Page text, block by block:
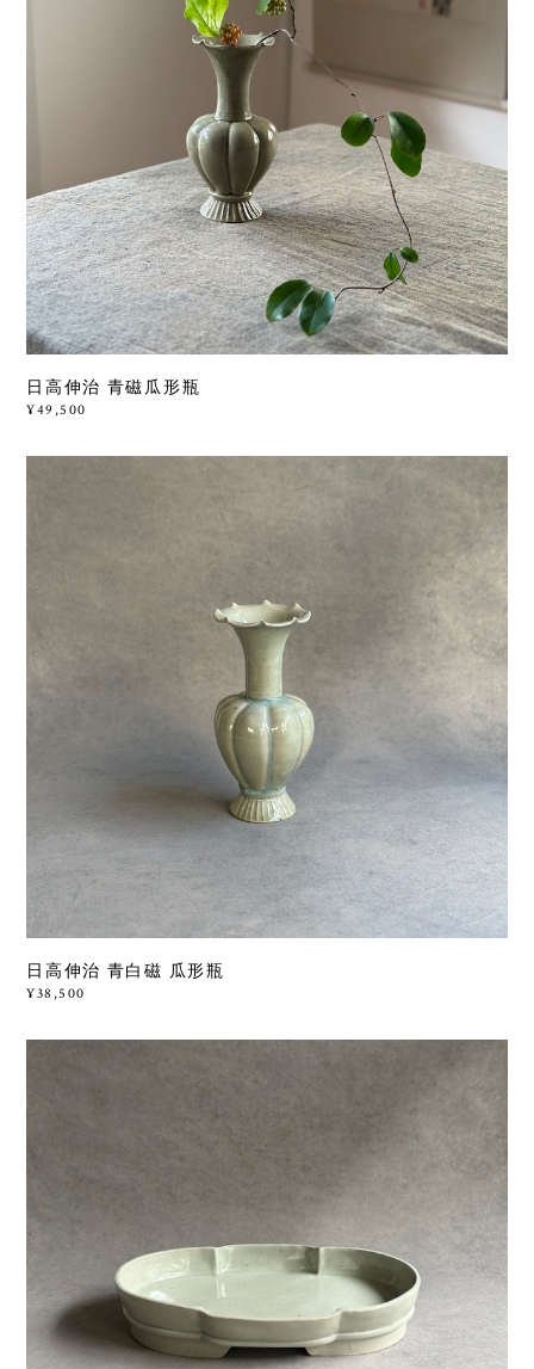
日高伸治 青磁瓜形瓶
¥49,500
日高伸治 青白磁 瓜形瓶
¥38,500